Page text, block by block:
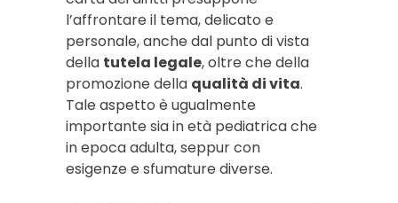
l’affrontare il tema, delicato e
personale, anche dal punto di vista
della tutela legale, oltre che della
promozione della qualità di vita.
Tale aspetto è ugualmente
importante sia in età pediatrica che
in epoca adulta, seppur con
esigenze e sfumature diverse.